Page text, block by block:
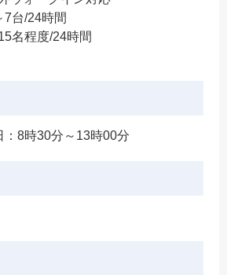
7台/24時間
名程度/24時間
8時30分～13時00分